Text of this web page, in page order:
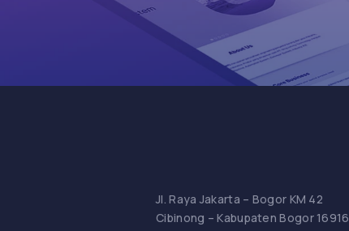
Jl. Raya Jakarta – Bogor KM 42
Cibinong – Kabupaten Bogor 16916